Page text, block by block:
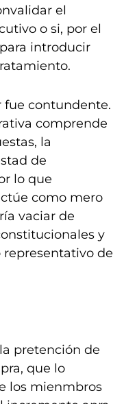
el
o si, por el
introducir
fue contundente.
comprende
la
de
lo que
como mero
vaciar de
y
representativo de
pretención de
que lo
los mienmbros